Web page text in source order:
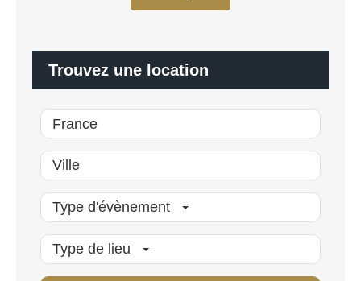
s
Trouvez une location
Type d'évènement
Type de lieu